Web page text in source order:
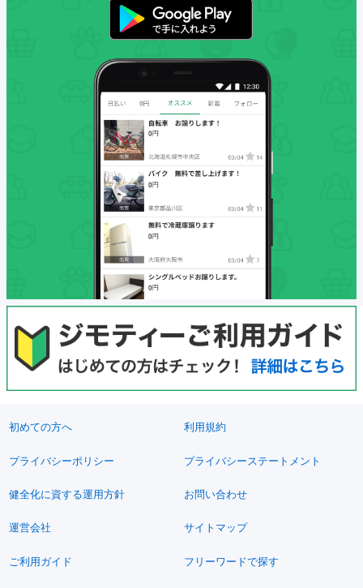
初めての方へ 利用規約
プライバシーポリシー プライバシーステートメント
健全化に資する運用方針 お問い合わせ
運営会社 サイトマップ
ご利用ガイド フリーワードで探す